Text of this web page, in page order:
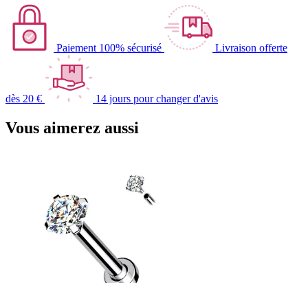
Paiement 100% sécurisé Livraison offerte
dès 20 € 14 jours pour changer d'avis
Vous aimerez aussi